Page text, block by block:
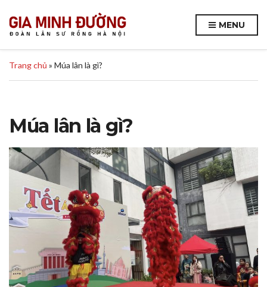
MENU
Trang chủ » Múa lân là gì?
Múa lân là gì?